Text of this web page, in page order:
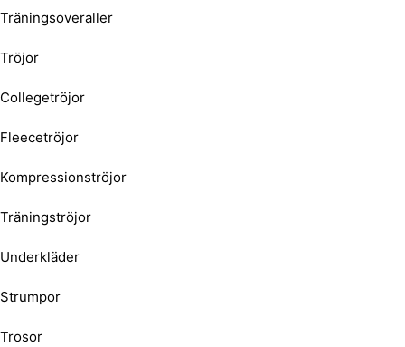
Träningsoveraller
Tröjor
Collegetröjor
Fleecetröjor
Kompressionströjor
Träningströjor
Underkläder
Strumpor
Trosor